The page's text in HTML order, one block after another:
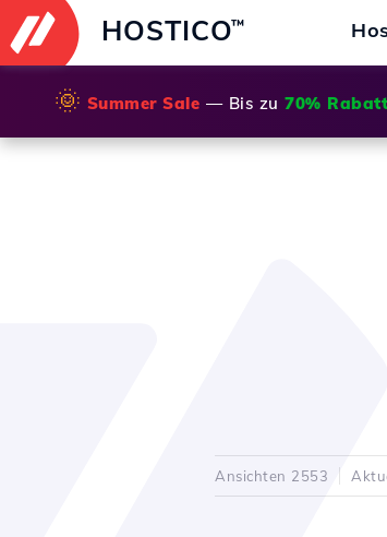
HOSTICO™
🌞 Summer Sale — Bis zu 70% Rabatt
Ansichten 2553